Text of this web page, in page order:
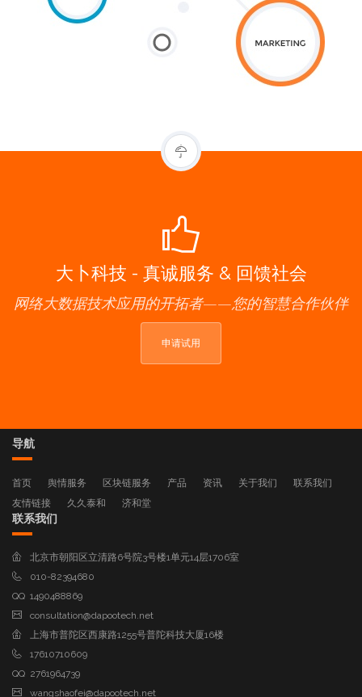
大卜科技 - 真诚服务 & 回馈社会
网络大数据技术应用的开拓者——您的智慧合作伙伴
申请试用
导航
首页 舆情服务 区块链服务 产品 资讯 关于我们
联系我们
友情链接
久久泰和 济和堂
联系我们
北京市朝阳区立清路6号院3号楼1单元14层1706室
010-82394680
QQ 1490488869
consultation@dapootech.net
上海市普陀区西康路1255号普陀科技大厦16楼
17610710609
QQ 2761964739
wangshaofei@dapootech.net